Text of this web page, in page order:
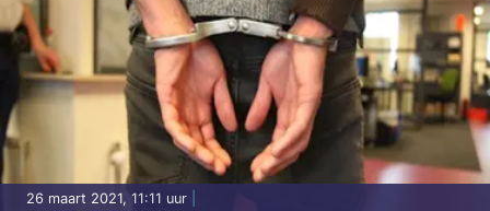
26 maart 2021, 11:11 uur